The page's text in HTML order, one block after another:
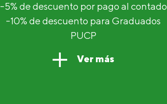
-5% de descuento por pago al contado
-10% de descuento para Graduados
PUCP
Ver más